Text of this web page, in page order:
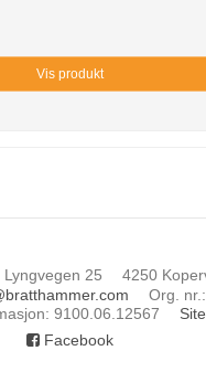
Vis produkt
Lyngvegen 25 4250
Org. nr. :
: 9100.06.12567
Facebook